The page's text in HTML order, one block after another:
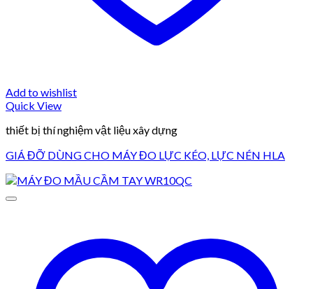
Add to wishlist
Quick View
thiết bị thí nghiệm vật liệu xây dựng
GIÁ ĐỠ DÙNG CHO MÁY ĐO LỰC KÉO, LỰC NÉN HLA